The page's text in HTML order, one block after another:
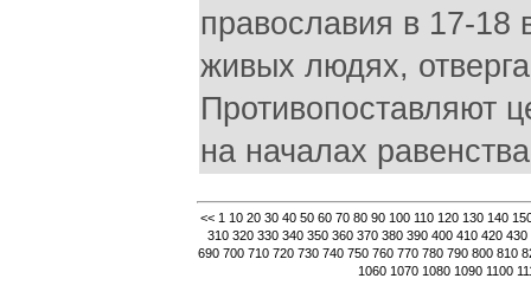
православия в 17-18
живых людях,
Противопоставляют
на началах
<< 1 10 20 30 40 50 60 70 80 90 100 110 120 130 140
310 320 330 340 350 360 370 380 390 400 410 420 430
690 700 710 720 730 740 750 760 770 780 790 800 810
1060 1070 1080 1090 1100